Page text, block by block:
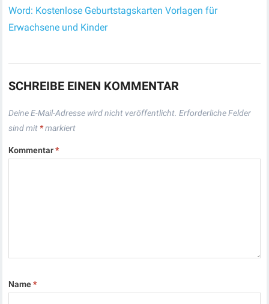
Word: Kostenlose Geburtstagskarten Vorlagen für
Erwachsene und Kinder
SCHREIBE EINEN KOMMENTAR
Deine E-Mail-Adresse wird nicht veröffentlicht. Erforderliche Felder
sind mit *markiert
Kommentar*
Name*